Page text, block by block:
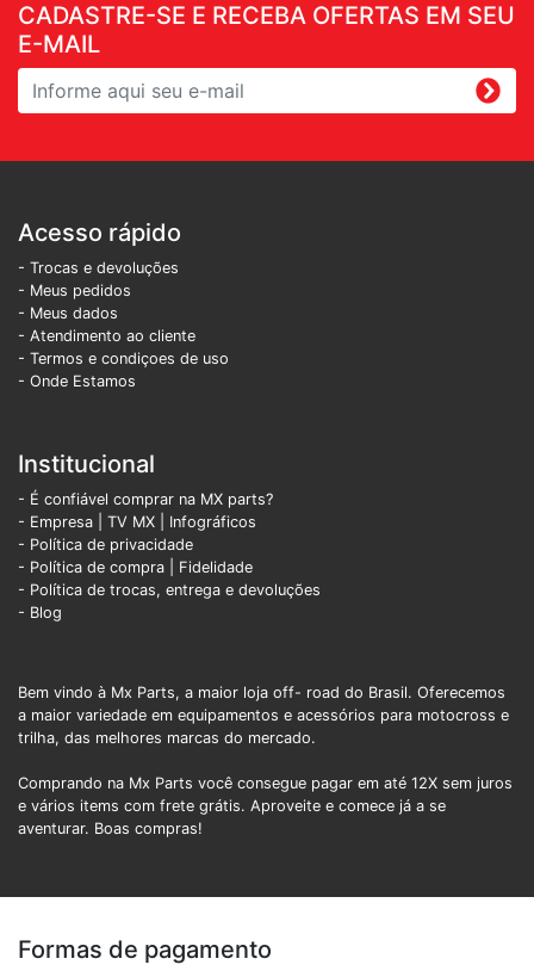
CADASTRE-SE E RECEBA OFERTAS EM SEU
E-MAIL
Acesso rápido
- Trocas e devoluções
- Meus pedidos
- Meus dados
- Atendimento ao cliente
- Termos e condiçoes de uso
- Onde Estamos
Institucional
- É confiável comprar na MX parts?
- Empresa
TV MX
Infográficos
- Política de privacidade
- Política de compra | Fidelidade
- Política de trocas, entrega e devoluções
- Blog
Bem vindo à Mx Parts, a maior loja off- road do Brasil. Oferecemos
a maior variedade em equipamentos e acessórios para motocross e
trilha, das melhores marcas do mercado.
Comprando na Mx Parts você consegue pagar em até 12X sem juros
e vários items com frete grátis. Aproveite e comece já a se
aventurar. Boas compras!
Formas de pagamento